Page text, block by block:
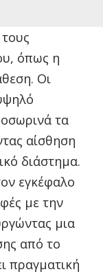
όπως η
Οι
τα
αίσθηση
διάστημα.
εγκέφαλο
με την
μια
από το
πραγματική